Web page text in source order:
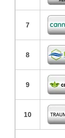
7
8
9
10